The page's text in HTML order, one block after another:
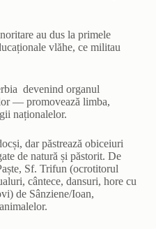
au dus la primele
vlăhe, ce militau
devenind organul
— promovează limba,
naționalelor.
dar păstrează obiceiuri
de natură și păstorit. De
Sf. Trifun (ocrotitorul
cântece, dansuri, hore cu
de Sânziene/Ioan,